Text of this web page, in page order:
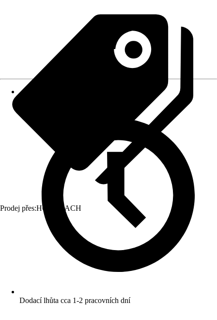
Prodej přes:HORNBACH
Dodací lhůta cca 1-2 pracovních dní